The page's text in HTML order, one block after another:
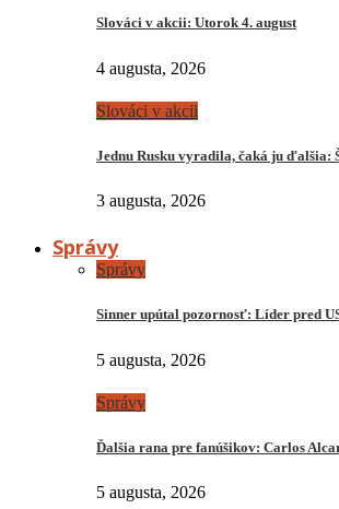
Slováci v akcii: Utorok 4. august
4 augusta, 2026
Slováci v akcii
Jednu Rusku vyradila, čaká ju
3 augusta, 2026
Správy
Správy
Sinner upútal pozornosť: Líder pred
5 augusta, 2026
Správy
Ďalšia rana pre fanúšikov: Carlos
5 augusta, 2026